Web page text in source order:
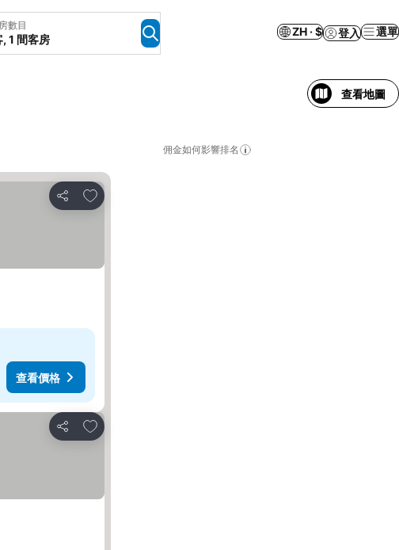
數目
1 間客房
ZH · $ 登入 選單
查看地圖
佣金如何影響排名
分享
放到收藏夾
查看價格
分享
放到收藏夾